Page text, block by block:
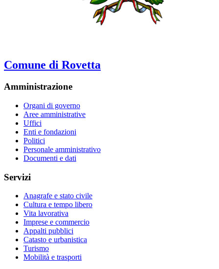
Comune di Rovetta
Amministrazione
Organi di governo
Aree amministrative
Uffici
Enti e fondazioni
Politici
Personale amministrativo
Documenti e dati
Servizi
Anagrafe e stato civile
Cultura e tempo libero
Vita lavorativa
Imprese e commercio
Appalti pubblici
Catasto e urbanistica
Turismo
Mobilità e trasporti